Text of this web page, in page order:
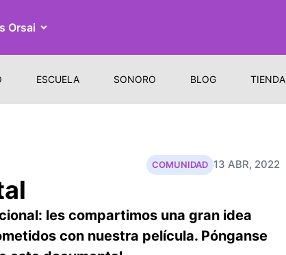
Orsai
ESCUELA SONORO BLOG TIENDA
13 ABR, 2022
COMUNIDAD
les compartimos una gran idea
con nuestra película. Pónganse